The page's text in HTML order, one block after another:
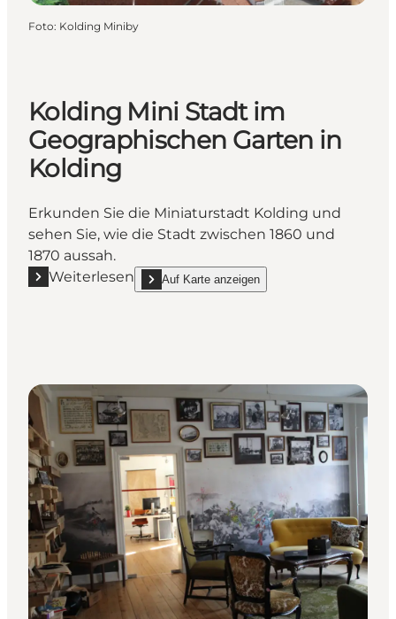
Foto: Kolding Miniby
Kolding Mini Stadt im
Geographischen Garten in
Kolding
Erkunden Sie die Miniaturstadt Kolding und
sehen Sie, wie die Stadt zwischen 1860 und
1870 aussah.
Weiterlesen
Mehr erfahren "Kolding Mini Stadt im
Auf Karte anzeigen
show Kolding Mini Stadt im Geographischen